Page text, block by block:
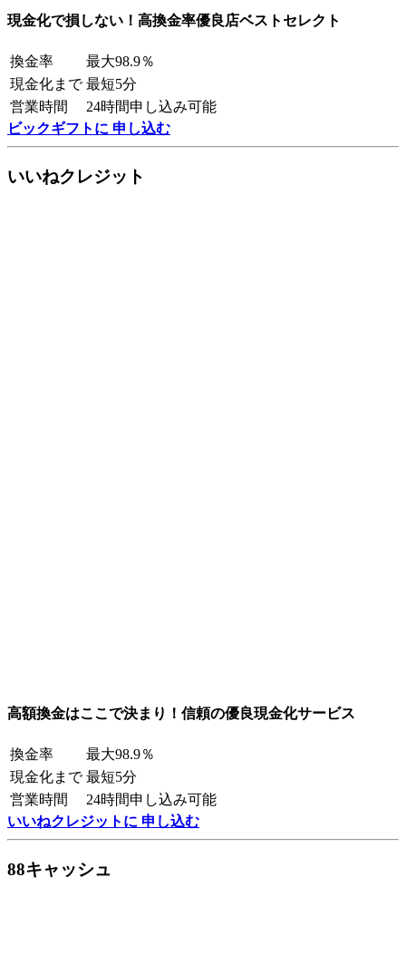
現金化で損しない！高換金率優良店ベストセレクト
換金率
最大98.9％
現金化まで 最短5分
営業時間
24時間申し込み可能
ビックギフトに 申し込む
いいねクレジット
高額換金はここで決まり！信頼の優良現金化サービス
換金率
最大98.9％
現金化まで 最短5分
営業時間
24時間申し込み可能
いいねクレジットに 申し込む
88キャッシュ